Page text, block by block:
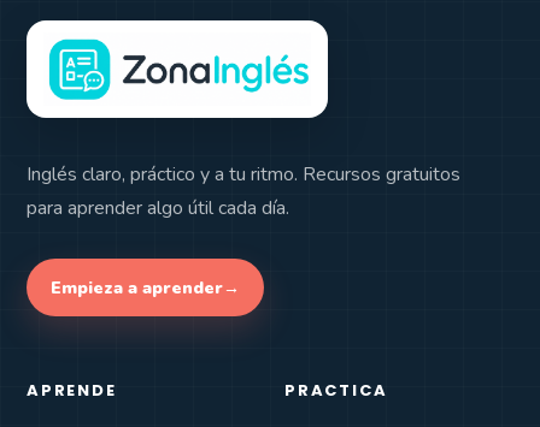
Inglés claro, práctico y a tu ritmo. Recursos gratuitos
para aprender algo útil cada día.
Empieza a aprender→
APRENDE PRACTICA